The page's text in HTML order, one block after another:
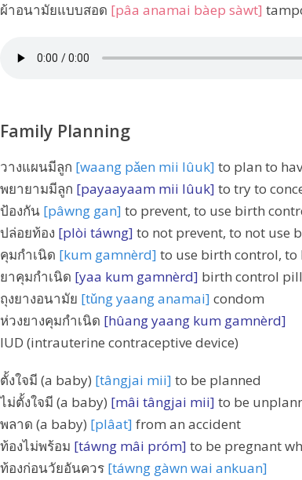
ผ้าอนามัยแบบสอด [pâa anamai bàep sàwt]
Family Planning
วางแผนมีลูก [waang pǎen mii lûuk] to plan to
พยายามมีลูก [payaayaam mii lûuk] to try to
ป้องกัน [pâwng gan] to prevent, to use birth
ปล่อยท้อง [plòi táwng] to not prevent, to not use
คุมกำเนิด [kum gamnèrd] to use birth control, to
ยาคุมกำเนิด [yaa kum gamnèrd] birth control pill
ถุงยางอนามัย [tǔng yaang anamai] condom
ห่วงยางคุมกำเนิด [hûang yaang kum gamnèrd]
IUD (intrauterine contraceptive device)
ตั้งใจมี (a baby) [tângjai mii] to be planned
ไม่ตั้งใจมี (a baby) [mâi tângjai mii] to be
พลาด (a baby) [plâat] from an accident
ท้องไม่พร้อม [táwng mâi próm] to be pregnant
ท้องก่อนวัยอันควร [táwng gàwn wai ankuan]